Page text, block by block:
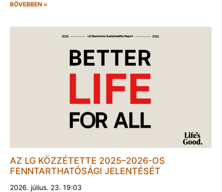
BŐVEBBEN »
AZ LG KÖZZÉTETTE 2025–2026-OS
FENNTARTHATÓSÁGI JELENTÉSÉT
2026. július. 23. 19:03